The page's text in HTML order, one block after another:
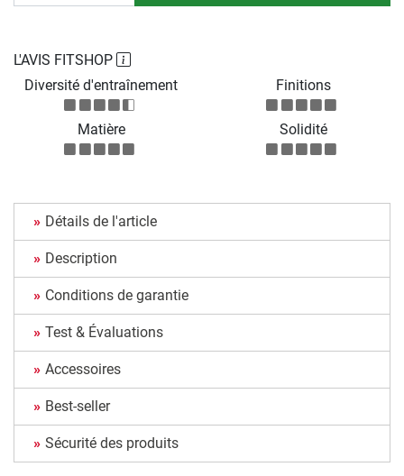
L'AVIS FITSHOP
Diversité d'entraînement
Finitions
Matière Solidité
Détails de l'article
Description
Conditions de garantie
Test & Évaluations
Accessoires
Best-seller
Sécurité des produits